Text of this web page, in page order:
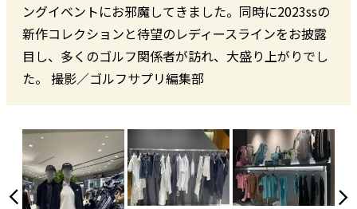
ングイベントにお邪魔してきました。同時に2023ssの
新作コレクションと待望のレディースラインをお披露
目し、多くのゴルフ関係者が訪れ、大盛り上がりでし
た。 撮影／ゴルフサプリ編集部